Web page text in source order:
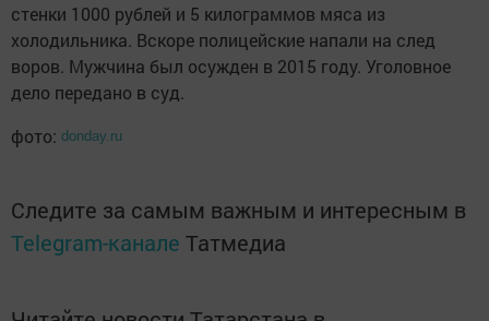
стенки 1000 рублей и 5 килограммов мяса из
холодильника. Вскоре полицейские напали на след
воров. Мужчина был осужден в 2015 году. Уголовное
дело передано в суд.
фото: donday.ru
Следите за самым важным и интересным в
Telegram-канале Татмедиа